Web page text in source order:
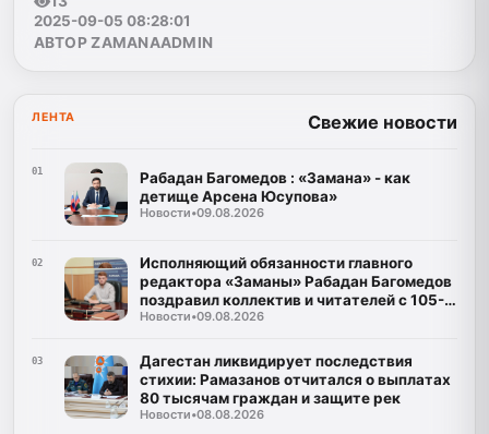
2025-09-05 08:28:01
АВТОР ZAMANAADMIN
ЛЕНТА Свежие новости
01
Рабадан Багомедов : «Замана» - как
детище Арсена Юсупова»
Новости•09.08.2026
02
Исполняющий обязанности главного
редактора «Заманы» Рабадан Багомедов
поздравил коллектив и читателей с 105-
летним юбилеем газеты
Новости•09.08.2026
03
Дагестан ликвидирует последствия
стихии: Рамазанов отчитался о выплатах
80 тысячам граждан и защите рек
Новости•08.08.2026